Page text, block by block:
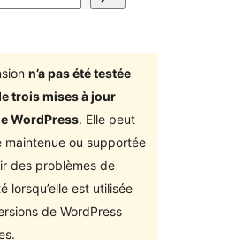
n’a pas été testée
trois mises à jour
WordPress. Elle peut
maintenue ou supportée
des problèmes de
lorsqu’elle est utilisée
de WordPress